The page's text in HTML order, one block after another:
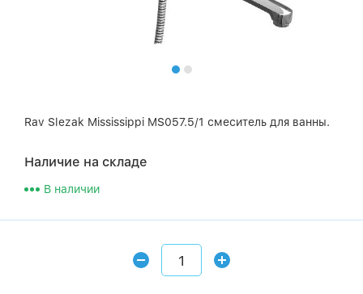
Rav Slezak Mississippi MS057.5/1 смеситель для ванны.
Наличие на складе
В наличии